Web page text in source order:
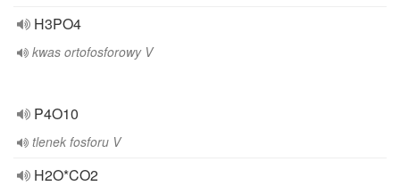
H3PO4
kwas ortofosforowy V
P4O10
tlenek fosforu V
H2O*CO2